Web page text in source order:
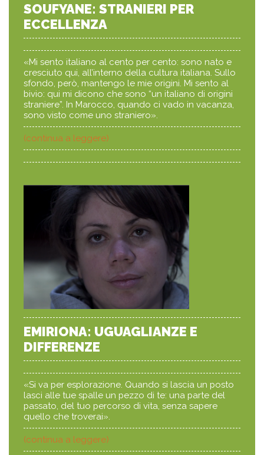
SOUFYANE: STRANIERI PER
ECCELLENZA
«Mi sento italiano al cento per cento: sono nato e
cresciuto qui, all’interno della cultura italiana. Sullo
sfondo, però, mantengo le mie origini. Mi sento al
bivio: qui mi dicono che sono “un italiano di origini
straniere”. In Marocco, quando ci vado in vacanza,
sono visto come uno straniero».
(continua a leggere)
EMIRIONA: UGUAGLIANZE E
DIFFERENZE
«Si va per esplorazione. Quando si lascia un posto
lasci alle tue spalle un pezzo di te: una parte del
passato, del tuo percorso di vita, senza sapere
quello che troverai».
(continua a leggere)